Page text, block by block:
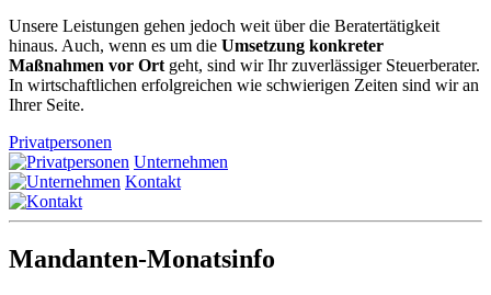
Unsere Leistungen gehen jedoch weit über die Beratertätigkeit
hinaus. Auch, wenn es um die Umsetzung konkreter
Maßnahmen vor Ortgeht, sind wir Ihr zuverlässiger Steuerberater.
In wirtschaftlichen erfolgreichen wie schwierigen Zeiten sind wir an
Ihrer Seite.
Privatpersonen
Unternehmen
Kontakt
Mandanten-Monatsinfo